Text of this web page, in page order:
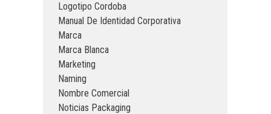
Logotipo Cordoba
Manual De Identidad Corporativa
Marca
Marca Blanca
Marketing
Naming
Nombre Comercial
Noticias Packaging